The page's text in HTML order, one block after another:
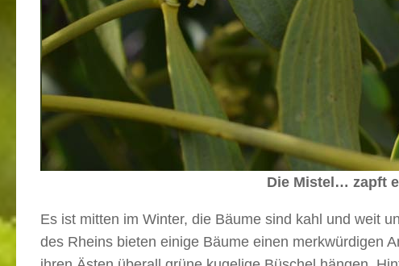
Die Mistel… zapft
Es ist mitten im Winter, die Bäume sind kahl und weit
des Rheins bieten einige Bäume einen merkwürdigen